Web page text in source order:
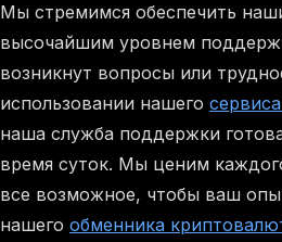
Мы стремимся обеспечить
высочайшим уровнем
возникнут вопросы или
использовании нашего
наша служба поддержки
время суток. Мы ценим
все возможное, чтобы ваш
нашего обменника